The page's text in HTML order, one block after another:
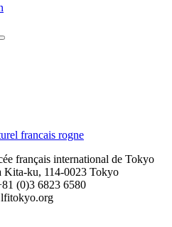
français international de Tokyo
Kita-ku, 114-0023 Tokyo
(0)3 6823 6580